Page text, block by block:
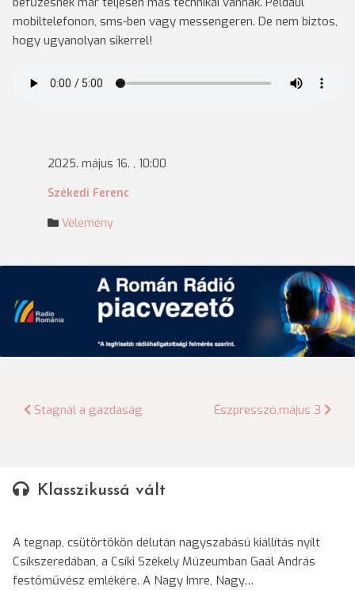
mobiltelefonon, sms-ben vagy messengeren. De nem biztos,
hogy ugyanolyan sikerrel!
2025. május 16. , 10:00
Székedi Ferenc
Vélemény
Bejegyzés
Stagnál a gazdaság Észpresszó,május 3
Klasszikussá vált
A tegnap, csütörtökön délután nagyszabású kiállítás nyílt
Csíkszeredában, a Csíki Székely Múzeumban Gaál András
festőművész emlékére. A Nagy Imre, Nagy…